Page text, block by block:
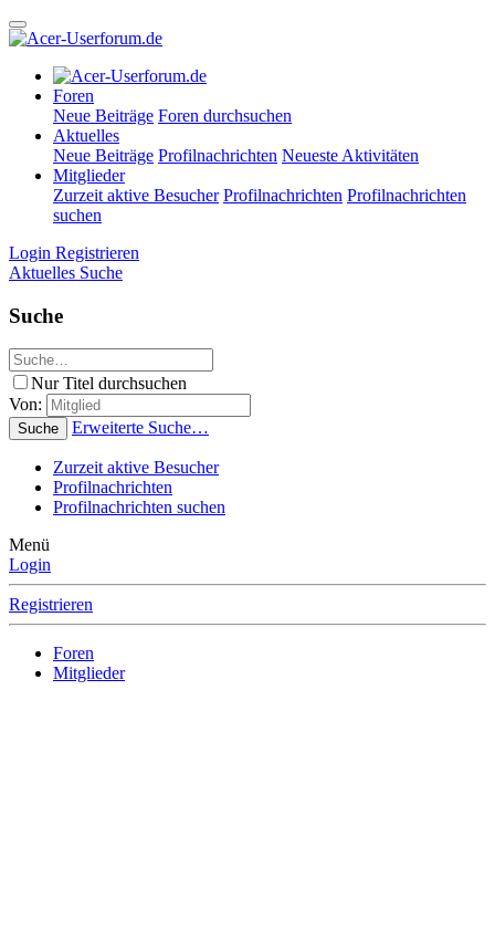
Foren
Neue Beiträge Foren durchsuchen
Aktuelles
Neue Beiträge Profilnachrichten Neueste Aktivitäten
Mitglieder
Zurzeit aktive Besucher Profilnachrichten Profilnachrichten
suchen
Login Registrieren
Aktuelles Suche
Suche
Nur Titel durchsuchen
Von:
Suche Erweiterte Suche…
Zurzeit aktive Besucher
Profilnachrichten
Profilnachrichten suchen
Menü
Login
Registrieren
Foren
Mitglieder